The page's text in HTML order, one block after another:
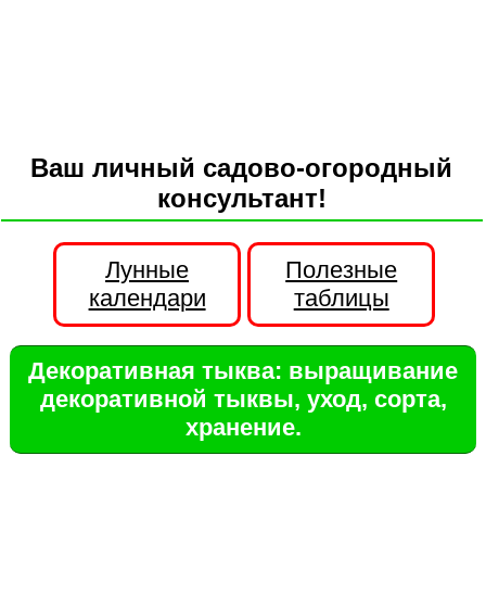
Ваш личный садово-огородный
консультант!
Лунные
календари
Полезные
таблицы
Декоративная тыква: выращивание
декоративной тыквы, уход, сорта,
хранение.